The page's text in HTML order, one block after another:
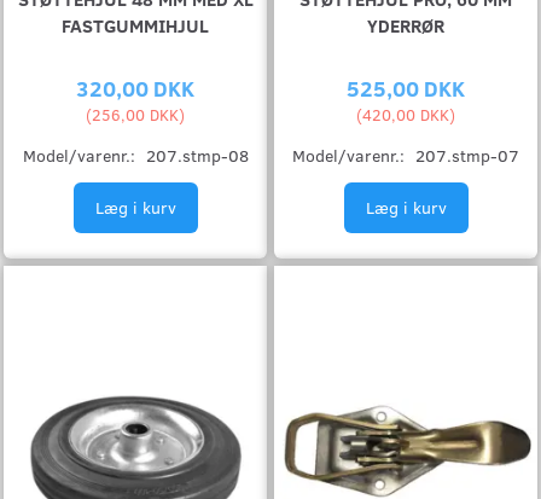
FASTGUMMIHJUL
320,00 DKK
(256,00 DKK)
Model/varenr.: 207.stmp-08
Læg i kurv
YDERRØR
525,00 DKK
(420,00 DKK)
Model/varenr.: 207.stmp-07
Læg i kurv